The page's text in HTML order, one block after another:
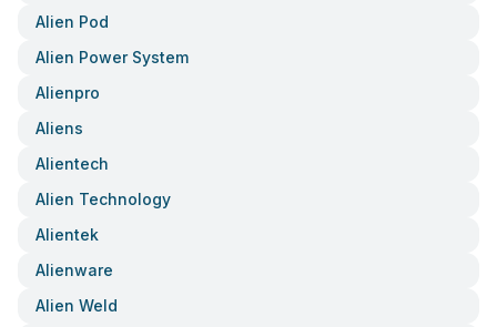
Alien Pod
Alien Power System
Alienpro
Aliens
Alientech
Alien Technology
Alientek
Alienware
Alien Weld